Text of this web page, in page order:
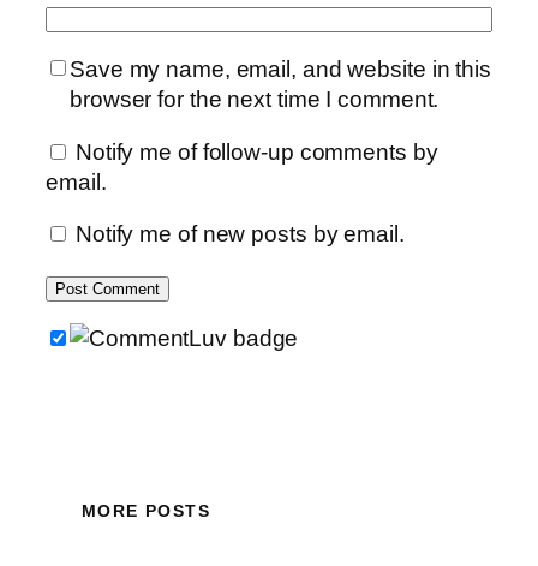
Save my name, email, and website in this
browser for the next time I comment.
Notify me of follow-up comments by
email.
Notify me of new posts by email.
MORE POSTS